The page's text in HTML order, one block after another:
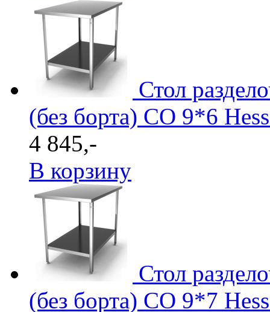
Стол
(без борта) СО 9*6
4 845,-
В корзину
Стол
(без борта) СО 9*7